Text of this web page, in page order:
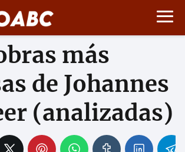
más
de Johannes
(analizadas)